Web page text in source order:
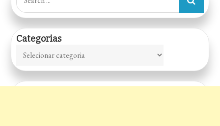
for:
Categorias
Categorias